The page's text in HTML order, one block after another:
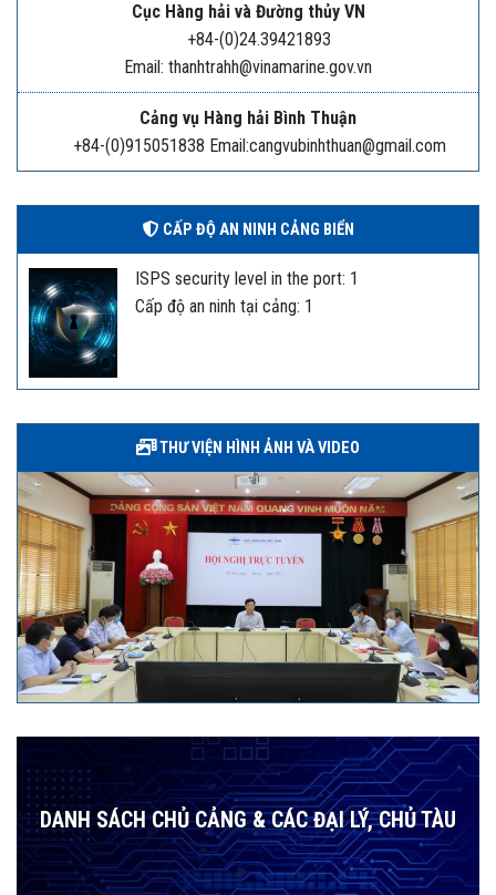
Cục Hàng hải và Đường thủy VN
+84-(0)24.39421893
Email: thanhtrahh@vinamarine.gov.vn
Cảng vụ Hàng hải Bình Thuận
+84-(0)915051838 Email:cangvubinhthuan@gmail.com
CẤP ĐỘ AN NINH CẢNG BIỂN
ISPS security level in the port: 1
Cấp độ an ninh tại cảng: 1
THƯ VIỆN HÌNH ẢNH VÀ VIDEO
DANH SÁCH CHỦ CẢNG & CÁC ĐẠI LÝ, CHỦ TÀU